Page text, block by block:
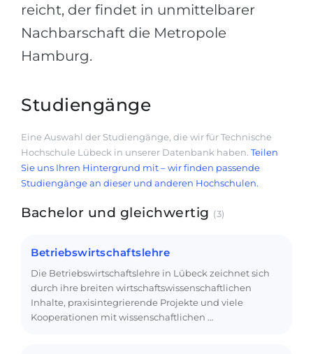
reicht, der findet in unmittelbarer
Nachbarschaft die Metropole
Hamburg.
Studiengänge
Eine Auswahl der Studiengänge, die wir für Technische
Hochschule Lübeck in unserer Datenbank haben. Teilen
Sie uns Ihren Hintergrund mit – wir finden passende
Studiengänge an dieser und anderen Hochschulen.
Bachelor und gleichwertig (3)
Betriebswirtschaftslehre
Die Betriebswirtschaftslehre in Lübeck zeichnet sich
durch ihre breiten wirtschaftswissenschaftlichen
Inhalte, praxisintegrierende Projekte und viele
Kooperationen mit wissenschaftlichen …